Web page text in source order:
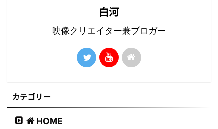
白河
映像クリエイター兼ブロガー
カテゴリー
HOME